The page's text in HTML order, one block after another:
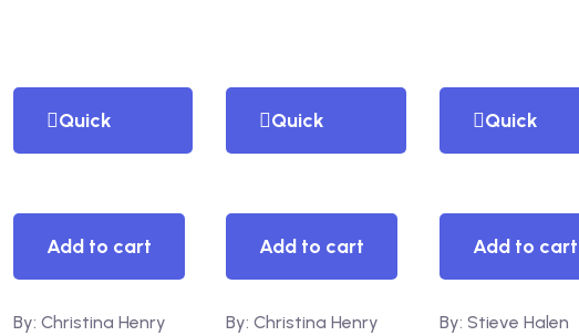
Quick
Add to cart
By: Christina Henry
Quick
Add to cart
By: Christina Henry
Quick
Add to cart
By: Stieve Halen